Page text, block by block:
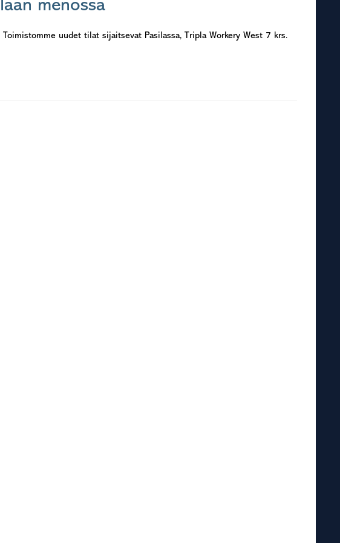
menossa
uudet tilat sijaitsevat Pasilassa, Tripla Workery West 7 krs.